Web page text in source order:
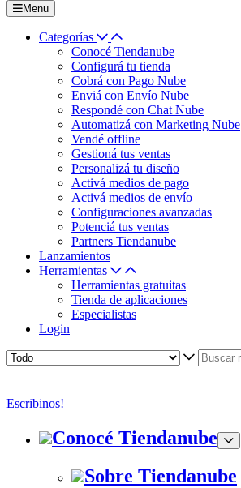
Menu
Categorías
Conocé Tiendanube
Configurá tu tienda
Cobrá con Pago Nube
Enviá con Envío Nube
Respondé con Chat Nube
Automatizá con Marketing Nube
Vendé offline
Gestioná tus ventas
Personalizá tu diseño
Activá medios de pago
Activá medios de envío
Configuraciones avanzadas
Potenciá tus ventas
Partners Tiendanube
Lanzamientos
Herramientas
Herramientas gratuitas
Tienda de aplicaciones
Especialistas
Login
Escribinos!
Conocé Tiendanube
Sobre Tiendanube